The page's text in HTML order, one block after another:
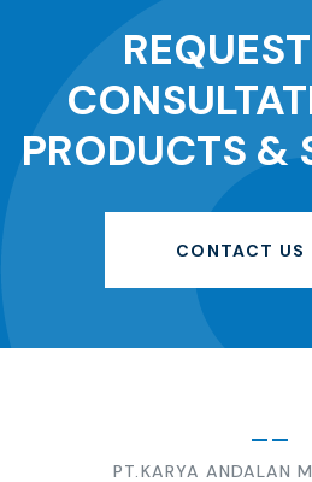
PRODUCTS &
CONTACT US
PT.KARYA ANDALAN